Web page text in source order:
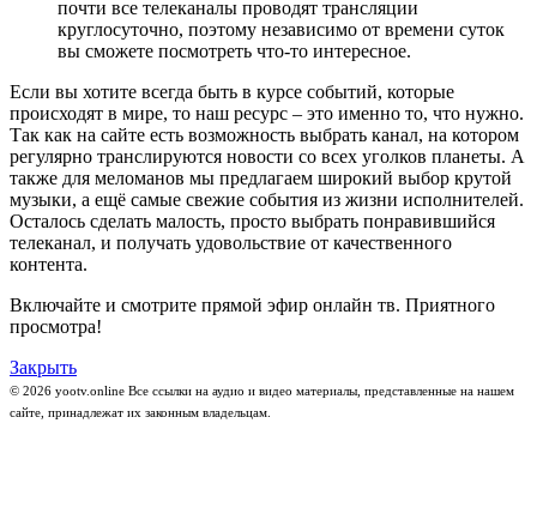
почти все телеканалы проводят трансляции
круглосуточно, поэтому независимо от времени суток
вы сможете посмотреть что-то интересное.
Если вы хотите всегда быть в курсе событий, которые
происходят в мире, то наш ресурс – это именно то, что нужно.
Так как на сайте есть возможность выбрать канал, на котором
регулярно транслируются новости со всех уголков планеты. А
также для меломанов мы предлагаем широкий выбор крутой
музыки, а ещё самые свежие события из жизни исполнителей.
Осталось сделать малость, просто выбрать понравившийся
телеканал, и получать удовольствие от качественного
контента.
Включайте и смотрите прямой эфир онлайн тв. Приятного
просмотра!
Закрыть
© 2026 yootv.online Все ссылки на аудио и видео материалы, представленные на нашем
сайте, принадлежат их законным владельцам.